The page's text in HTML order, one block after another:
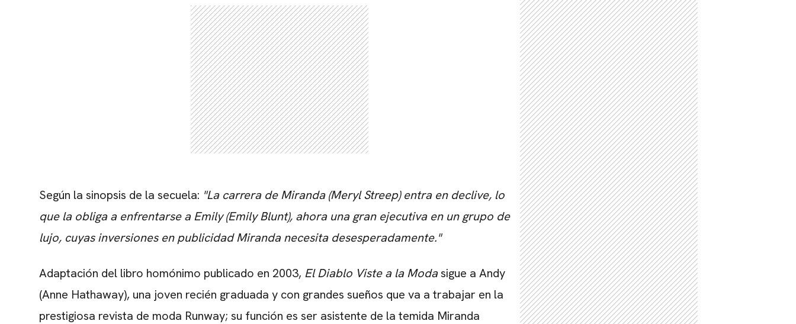
Según la sinopsis de la secuela: "La carrera de Miranda (Meryl Streep) entra en declive, lo
que la obliga a enfrentarse a Emily (Emily Blunt), ahora una gran ejecutiva en un grupo de
lujo, cuyas inversiones en publicidad Miranda necesita desesperadamente."
Adaptación del libro homónimo publicado en 2003, El Diablo Viste a la Modasigue a Andy
(Anne Hathaway), una joven recién graduada y con grandes sueños que va a trabajar en la
prestigiosa revista de moda Runway; su función es ser asistente de la temida Miranda